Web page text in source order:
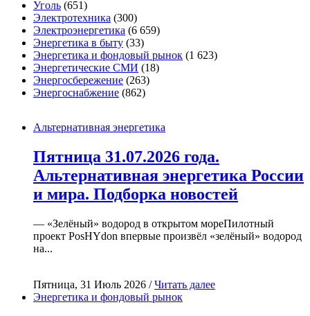
Уголь (651)
Электротехника (300)
Электроэнергетика (6 659)
Энергетика в быту (33)
Энергетика и фондовый рынок (1 623)
Энергетические СМИ (18)
Энергосбережение (263)
Энергоснабжение (862)
Альтернативная энергетика
Пятница 31.07.2026 года.
Альтернативная энергетика России
и мира. Подборка новостей
— «Зелёный» водород в открытом мореПилотный
проект PosHYdon впервые произвёл «зелёный» водород
на...
Пятница, 31 Июль 2026 /Читать далее
Энергетика и фондовый рынок